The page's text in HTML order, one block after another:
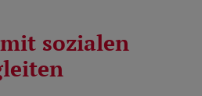
sozialen